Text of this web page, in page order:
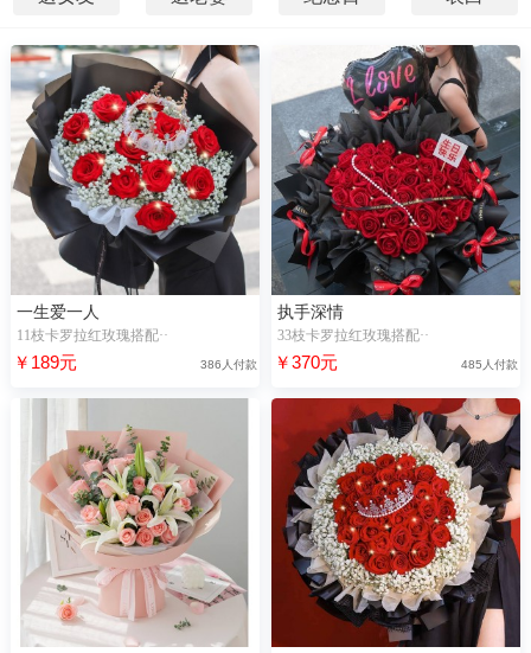
一生爱一人
11枝卡罗拉红玫瑰搭配··
￥189元 386人付款
执手深情
33枝卡罗拉红玫瑰搭配··
￥370元 485人付款